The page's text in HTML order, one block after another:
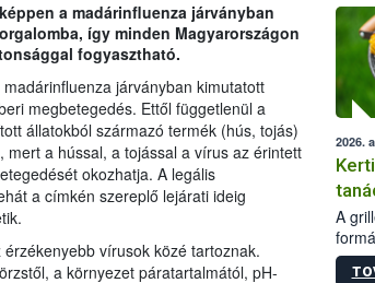
a madárinfluenza járványban
így minden Magyarországon
fogyasztható.
járványban kimutatott
megbetegedés. Ettől függetlenül a
állatokból származó termék (hús, tojás)
a hússal, a tojással a vírus az érintett
okozhatja. A legális
a címkén szereplő lejárati ideig
vírusok közé tartoznak.
a környezet páratartalmától, pH-
Az
2026.
A